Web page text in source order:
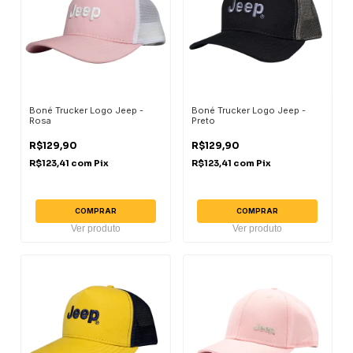
Boné Trucker Logo Jeep -
Rosa
R$129,90
R$123,41 com Pix
COMPRAR
Ver produto
Boné Trucker Logo Jeep -
Preto
R$129,90
R$123,41 com Pix
COMPRAR
Ver produto